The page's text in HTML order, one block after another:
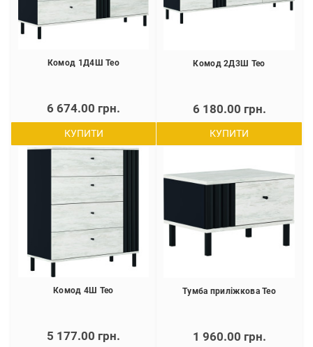
Комод 1Д4Ш Тео
6 674.00 грн.
КУПИТИ
Комод 2Д3Ш Тео
6 180.00 грн.
КУПИТИ
Комод 4Ш Тео
5 177.00 грн.
Тумба приліжкова Тео
1 960.00 грн.